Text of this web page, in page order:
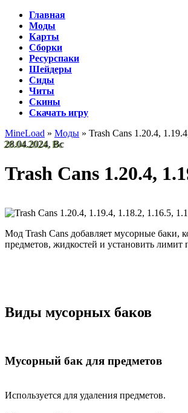
Главная
Моды
Карты
Сборки
Ресурспаки
Шейдеры
Сиды
Читы
Скины
Скачать игру
MineLoad » Моды » Trash Cans 1.20.4,
28.04.2024, Вс
Trash Cans 1.20.4,
Мод Trash Cans добавляет мусорные баки,
предметов, жидкостей и установить
Виды мусорных баков
Мусорный бак для предметов
Используется для удаления предметов.